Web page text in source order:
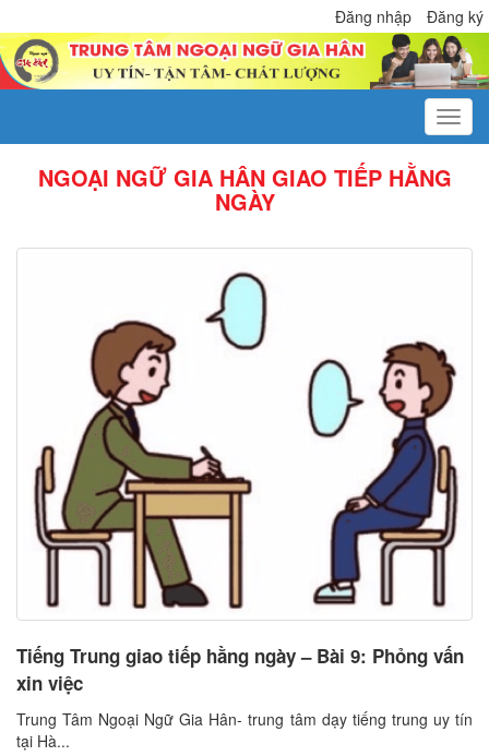
Đăng nhập Đăng ký
NGOẠI NGỮ GIA HÂN GIAO TIẾP HẰNG
NGÀY
Tiếng Trung giao tiếp hằng ngày – Bài 9: Phỏng vấn
xin việc
Trung Tâm Ngoại Ngữ Gia Hân- trung tâm dạy tiếng trung uy tín
tại Hà...